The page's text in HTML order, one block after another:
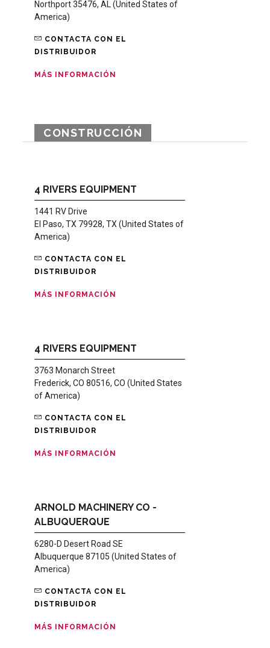
Northport 35476, AL (United States of
America)
CONTACTA CON EL
DISTRIBUIDOR
MÁS INFORMACIÓN
CONSTRUCCIÓN
4 RIVERS EQUIPMENT
1441 RV Drive
El Paso, TX 79928, TX (United States of
America)
CONTACTA CON EL
DISTRIBUIDOR
MÁS INFORMACIÓN
4 RIVERS EQUIPMENT
3763 Monarch Street
Frederick, CO 80516, CO (United States
of America)
CONTACTA CON EL
DISTRIBUIDOR
MÁS INFORMACIÓN
ARNOLD MACHINERY CO -
ALBUQUERQUE
6280-D Desert Road SE
Albuquerque 87105 (United States of
America)
CONTACTA CON EL
DISTRIBUIDOR
MÁS INFORMACIÓN